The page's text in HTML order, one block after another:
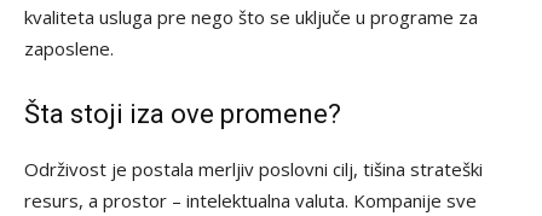
kvaliteta usluga pre nego što se uključe u programe za
zaposlene.
Šta stoji iza ove promene?
Održivost je postala merljiv poslovni cilj, tišina strateški
resurs, a prostor – intelektualna valuta. Kompanije sve